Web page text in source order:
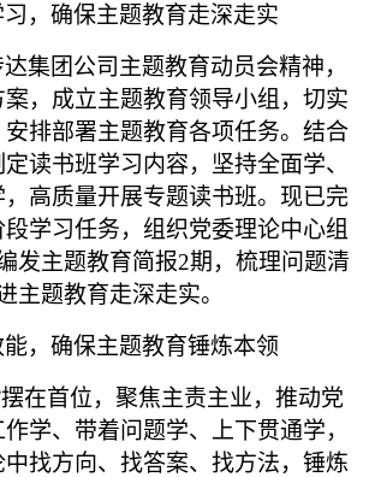
，确保主题教育走深走实
集团公司主题教育动员会精神，
，成立主题教育领导小组，切实
排部署主题教育各项任务。结合
读书班学习内容，坚持全面学、
高质量开展专题读书班。现已完
学习任务，组织党委理论中心组
发主题教育简报2期，梳理问题清
主题教育走深走实。
，确保主题教育锤炼本领
摆在首位，聚焦主责主业，推动党
学、带着问题学、上下贯通学，
找方向、找答案、找方法，锤炼